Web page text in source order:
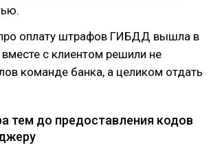
оплату штрафов ГИБДД вышла в
с клиентом решили не
команде банка, а целиком отдать
тем до предоставления кодов